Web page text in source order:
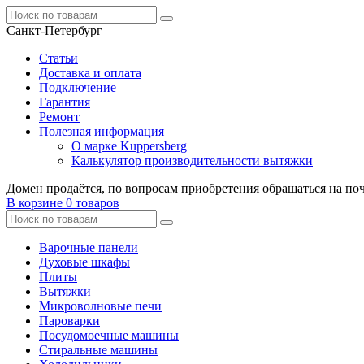
Санкт-Петербург
Статьи
Доставка и оплата
Подключение
Гарантия
Ремонт
Полезная информация
О марке Kuppersberg
Калькулятор производительности вытяжки
Домен продаётся, по вопросам приобретения обращаться на
В корзине 0 товаров
Варочные панели
Духовые шкафы
Плиты
Вытяжки
Микроволновые печи
Пароварки
Посудомоечные машины
Стиральные машины